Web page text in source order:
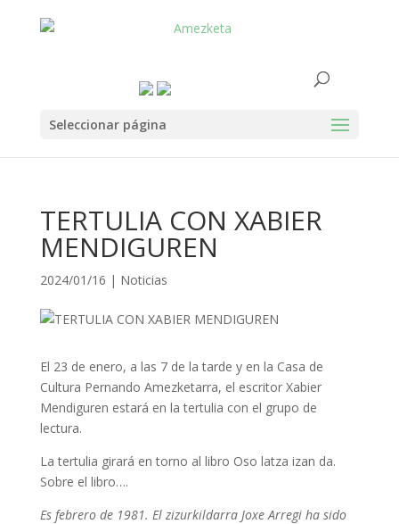
Seleccionar página
TERTULIA CON XABIER
MENDIGUREN
2024/01/16 | Noticias
El 23 de enero, a las 7 de la tarde y en la Casa de
Cultura Pernando Amezketarra, el escritor Xabier
Mendiguren estará en la tertulia con el grupo de
lectura.
La tertulia girará en torno al libro Oso latza izan da.
Sobre el libro….
Es febrero de 1981. El zizurkildarra Joxe Arregi ha sido